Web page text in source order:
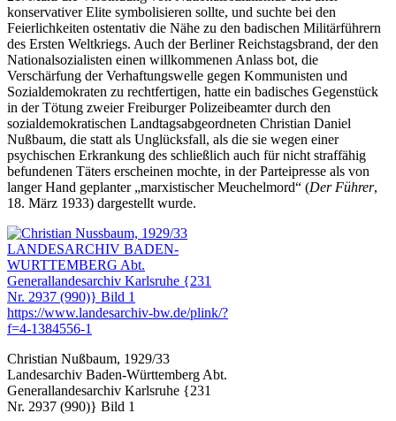
konservativer Elite symbolisieren sollte, und suchte bei den
Feierlichkeiten ostentativ die Nähe zu den badischen Militärführern
des Ersten Weltkriegs. Auch der Berliner Reichstagsbrand, der den
Nationalsozialisten einen willkommenen Anlass bot, die
Verschärfung der Verhaftungswelle gegen Kommunisten und
Sozialdemokraten zu rechtfertigen, hatte ein badisches Gegenstück
in der Tötung zweier Freiburger Polizeibeamter durch den
sozialdemokratischen Landtagsabgeordneten Christian Daniel
Nußbaum, die statt als Unglücksfall, als die sie wegen einer
psychischen Erkrankung des schließlich auch für nicht straffähig
befundenen Täters erscheinen mochte, in der Parteipresse als von
langer Hand geplanter „marxistischer Meuchelmord“ (Der Führer,
18. März 1933) dargestellt wurde.
Christian Nußbaum, 1929/33
Landesarchiv Baden-Württemberg Abt.
Generallandesarchiv Karlsruhe {231
Nr. 2937 (990)} Bild 1